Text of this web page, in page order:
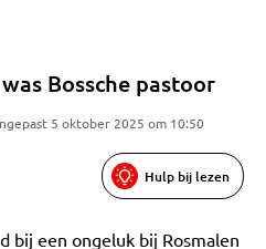
Bossche pastoor
5 oktober 2025 om 10:50
Hulp bij lezen
bij een ongeluk bij Rosmalen